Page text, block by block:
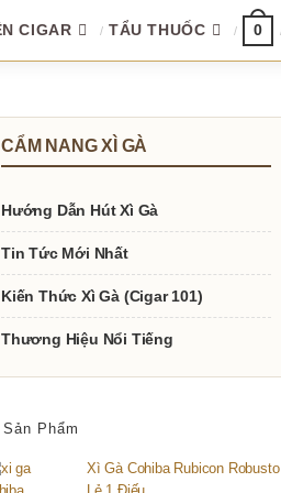
CIGAR TẨU THUỐC 0
CẨM NANG XÌ GÀ
Hướng Dẫn Hút Xì Gà
Tin Tức Mới Nhất
Kiến Thức Xì Gà (Cigar 101)
Thương Hiệu Nổi Tiếng
Sản Phẩm
Xì Gà Cohiba Rubicon Robusto